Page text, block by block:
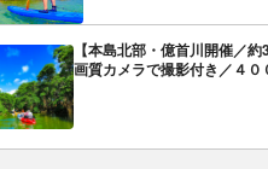
【本島北部・億首川開催／
画質カメラで撮影付き／４０